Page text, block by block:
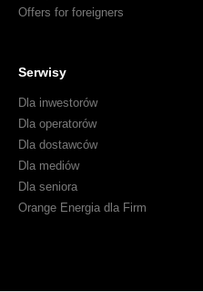
Offers for foreigners
Serwisy
Dla inwestorów
Dla operatorów
Dla dostawców
Dla mediów
Dla seniora
Orange Energia dla Firm